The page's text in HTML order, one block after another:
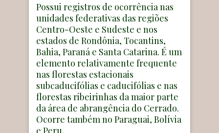
Possui registros de ocorrência nas
unidades federativas das regiões
Centro-Oeste e Sudeste e nos
estados de Rondônia, Tocantins,
Bahia, Paraná e Santa Catarina. É um
elemento relativamente frequente
nas florestas estacionais
subcaducifólias e caducifólias e nas
florestas ribeirinhas da maior parte
da área de abrangência do Cerrado.
Ocorre também no Paraguai, Bolívia
e Peru.